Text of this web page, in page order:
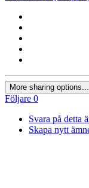
More sharing options...
Följare 0
Svara på detta
Skapa nytt